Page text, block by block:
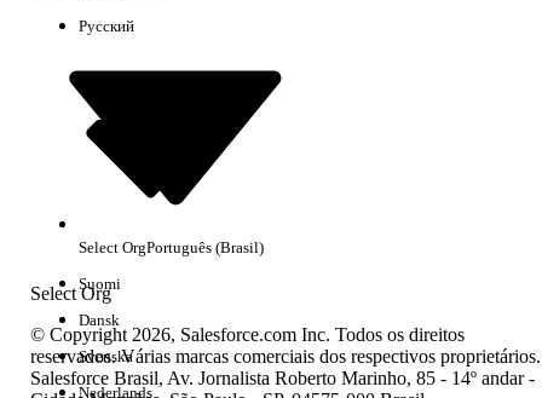
Sem resultados
Select Org
Русский
Select OrgPortuguês (Brasil)
Suomi
Dansk
Svenska
Nederlands
© Copyright 2026, Salesforce.com Inc. Todos os direitos
reservados. Várias marcas comerciais dos respectivos proprietários.
Salesforce Brasil, Av. Jornalista Roberto Marinho, 85 - 14º andar -